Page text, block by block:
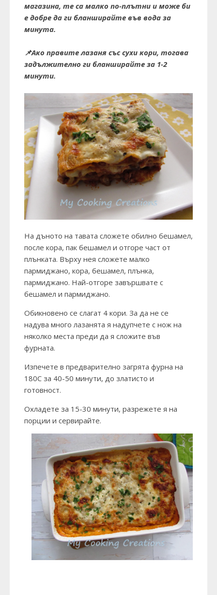
магазина, те са малко по-плътни и може би
е добре да ги бланширайте във вода за
минута.
📌Ако правите лазаня със сухи кори, тогава
задължително ги бланширайте за 1-2
минути.
На дъното на тавата сложете обилно бешамел,
после кора, пак бешамел и отгоре част от
плънката. Върху нея сложете малко
пармиджано, кора, бешамел, плънка,
пармиджано. Най-отгоре завършвате с
бешамел и пармиджано.
Обикновено се слагат 4 кори. За да не се
надува много лазанята я надупчете с нож на
няколко места преди да я сложите във
фурната.
Изпечете в предварително загрята фурна на
180С за 40-50 минути, до златисто и
готовност.
Охладете за 15-30 минути, разрежете я на
порции и сервирайте.